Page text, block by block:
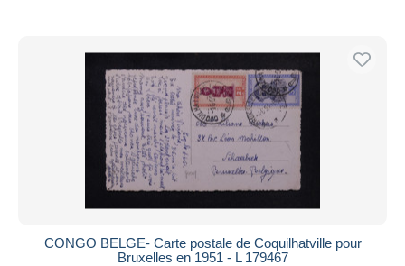
CONGO BELGE- Carte postale de Coquilhatville pour
Bruxelles en 1951 - L 179467